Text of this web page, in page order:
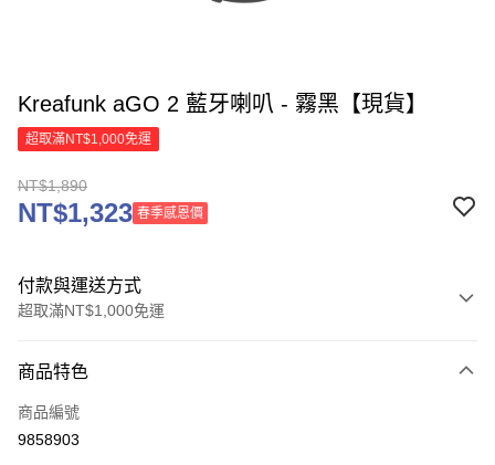
Kreafunk aGO 2 藍牙喇叭 - 霧黑【現貨】
超取滿NT$1,000免運
NT$1,890
NT$1,323 春季感恩價
付款與運送方式
超取滿NT$1,000免運
信用卡一次付款
信用卡分期付款
商品特色
商品編號
9858903